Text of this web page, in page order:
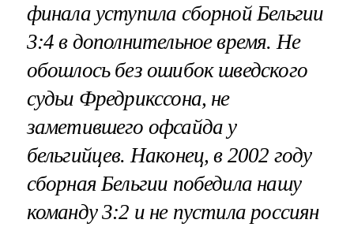
финала уступила сборной Бельгии
3:4 в дополнительное время. Не
обошлось без ошибок шведского
судьи Фредрикссона, не
заметившего офсайда у
бельгийцев. Наконец, в 2002 году
сборная Бельгии победила нашу
команду 3:2 и не пустила россиян